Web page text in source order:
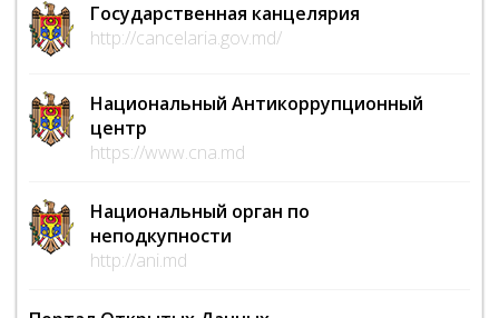
Государственная канцелярия
http://cancelaria.gov.md/
Национальный Антикоррупционный
центр
https://www.cna.md
Национальный орган по
неподкупности
http://ani.md